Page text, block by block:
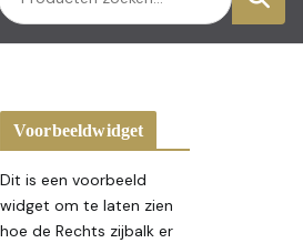
Voorbeeldwidget
Dit is een voorbeeld
widget om te laten zien
hoe de Rechts zijbalk er